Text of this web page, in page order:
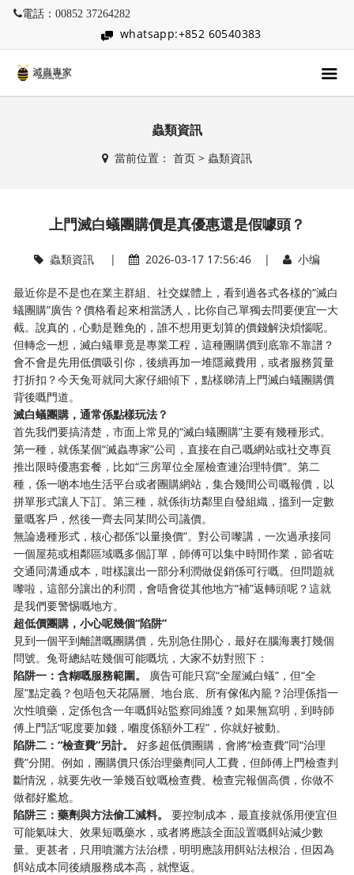
電話：00852 37264282
whatsapp:+852 60540383
蟲類資訊
當前位置： 首页> 蟲類資訊
上門滅白蟻團購價是真優惠還是假噱頭？
蟲類資訊| 2026-03-17 17:56:46 | 小编
最近你是不是也在業主群組、社交媒體上，看到過各式各樣的“滅白
蟻團購”廣告？價格看起來相當誘人，比你自己單獨去問要便宜一大
截。說真的，心動是難免的，誰不想用更划算的價錢解決煩惱呢。
但轉念一想，滅白蟻畢竟是專業工程，這種團購價到底靠不靠譜？
會不會是先用低價吸引你，後續再加一堆隱藏費用，或者服務質量
打折扣？今天兔哥就同大家仔細傾下，點樣睇清上門滅白蟻團購價
背後嘅門道。
滅白蟻團購，通常係點樣玩法？
首先我們要搞清楚，市面上常見的“滅白蟻團購”主要有幾種形式。
第一種，就係某個“滅蟲專家”公司，直接在自己嘅網站或社交專頁
推出限時優惠套餐，比如“三房單位全屋檢查連治理特價”。第二
種，係一啲本地生活平台或者團購網站，集合幾間公司嘅報價，以
拼單形式讓人下訂。第三種，就係街坊鄰里自發組織，搵到一定數
量嘅客戶，然後一齊去同某間公司議價。
無論邊種形式，核心都係“以量換價”。對公司嚟講，一次過承接同
一個屋苑或相鄰區域嘅多個訂單，師傅可以集中時間作業，節省咗
交通同溝通成本，咁樣讓出一部分利潤做促銷係可行嘅。但問題就
嚟啦，這部分讓出的利潤，會唔會從其他地方“補”返轉頭呢？這就
是我們要警惕嘅地方。
超低價團購，小心呢幾個“陷阱”
見到一個平到離譜嘅團購價，先別急住開心，最好在腦海裏打幾個
問號。兔哥總結咗幾個可能嘅坑，大家不妨對照下：
陷阱一：含糊嘅服務範圍。
​ 廣告可能只寫“全屋滅白蟻”，但“全
屋”點定義？包唔包天花隔層、地台底、所有傢俬內籠？治理係指一
次性噴藥，定係包含一年嘅餌站監察同維護？如果無寫明，到時師
傅上門話“呢度要加錢，嗰度係額外工程”，你就好被動。
陷阱二：“檢查費”另計。
​ 好多超低價團購，會將“檢查費”同“治理
費”分開。例如，團購價只係治理藥劑同人工費，但師傅上門檢查判
斷情況，就要先收一筆幾百蚊嘅檢查費。檢查完報個高價，你做不
做都好尷尬。
陷阱三：藥劑與方法偷工減料。
​ 要控制成本，最直接就係用便宜但
可能氣味大、效果短嘅藥水，或者將應該全面設置嘅餌站減少數
量。更甚者，只用噴灑方法治標，明明應該用餌站法根治，但因為
餌站成本同後續服務成本高，就慳返。